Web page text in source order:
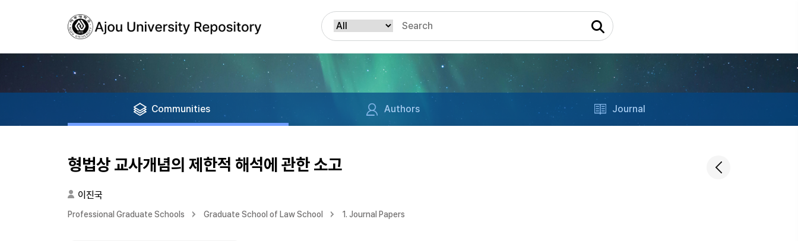
Communities Authors Journal
형법상 교사개념의 제한적 해석에 관한 소고
이진국
Professional Graduate Schools Graduate School of Law School 1. Journal Papers